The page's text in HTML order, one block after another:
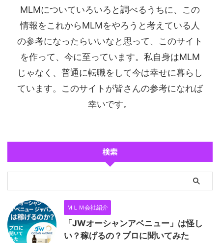
MLMについていろいろと調べるうちに、この
情報をこれからMLMをやろうと考えている人
の参考になったらいいなと思って、このサイト
を作って、今に至っています。私自身はMLM
じゃなく、普通に転職をして今は幸せに暮らし
ています。このサイトが皆さんの参考になれば
幸いです。
検索
ＭＬＭ会社紹介
「JWオーシャンアベニュー」は怪し
い？稼げるの？プロに聞いてみた